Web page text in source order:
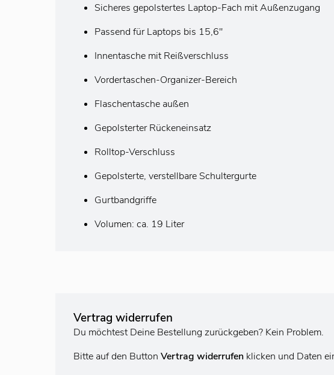
Sicheres gepolstertes Laptop-Fach mit Außenzugang
Passend für Laptops bis 15,6''
Innentasche mit Reißverschluss
Vordertaschen-Organizer-Bereich
Flaschentasche außen
Gepolsterter Rückeneinsatz
Rolltop-Verschluss
Gepolsterte, verstellbare Schultergurte
Gurtbandgriffe
Volumen: ca. 19 Liter
Vertrag widerrufen
Du möchtest Deine Bestellung zurückgeben? Kein Problem.
Bitte auf den Button Vertrag widerrufen klicken und Daten